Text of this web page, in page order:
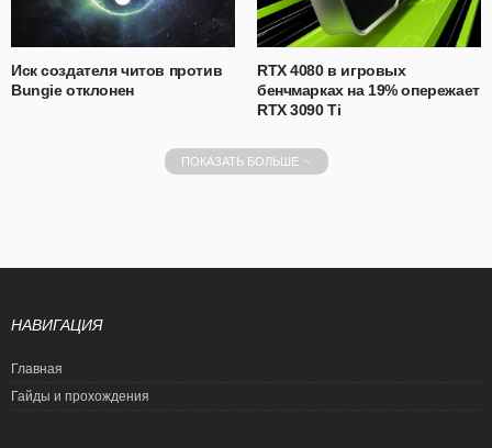
Иск создателя читов против
Bungie отклонен
RTX 4080 в игровых
бенчмарках на 19% опережает
RTX 3090 Ti
ПОКАЗАТЬ БОЛЬШЕ
НАВИГАЦИЯ
Главная
Гайды и прохождения